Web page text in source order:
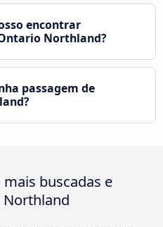
encontrar
Northland?
passagem de
mais buscadas e
Northland